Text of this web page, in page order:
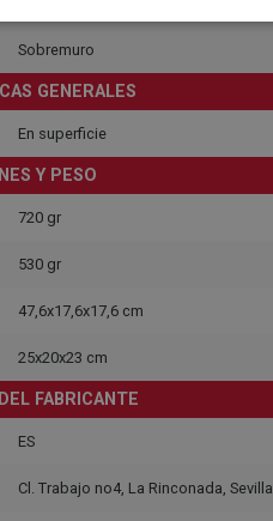
Sobremuro
GENERALES
En superficie
Y PESO
720 gr
530 gr
47,6x17,6x17,6 cm
25x20x23 cm
FABRICANTE
ES
Cl. Trabajo no4, La Rinconada, Sevilla